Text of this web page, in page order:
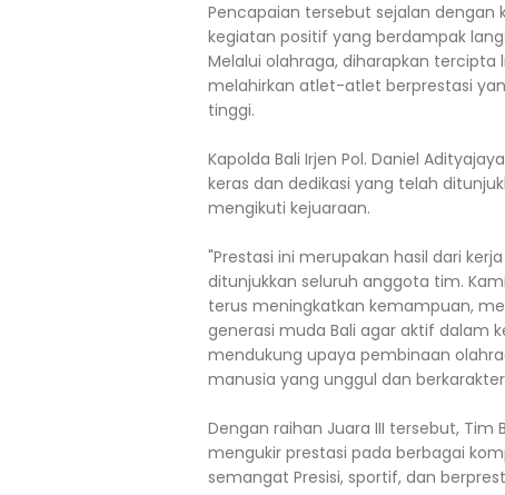
Pencapaian tersebut sejalan dengan
kegiatan positif yang berdampak
Melalui olahraga, diharapkan
melahirkan atlet-atlet berprestasi
tinggi.
Kapolda Bali Irjen Pol. Daniel
keras dan dedikasi yang telah
mengikuti kejuaraan.
"Prestasi ini merupakan hasil dari
ditunjukkan seluruh anggota tim.
terus meningkatkan kemampuan,
generasi muda Bali agar aktif dalam
mendukung upaya pembinaan
manusia yang unggul dan
Dengan raihan Juara III tersebut,
mengukir prestasi pada berbagai
semangat Presisi, sportif, dan